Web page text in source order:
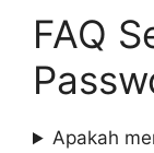
FAQ
Apakah